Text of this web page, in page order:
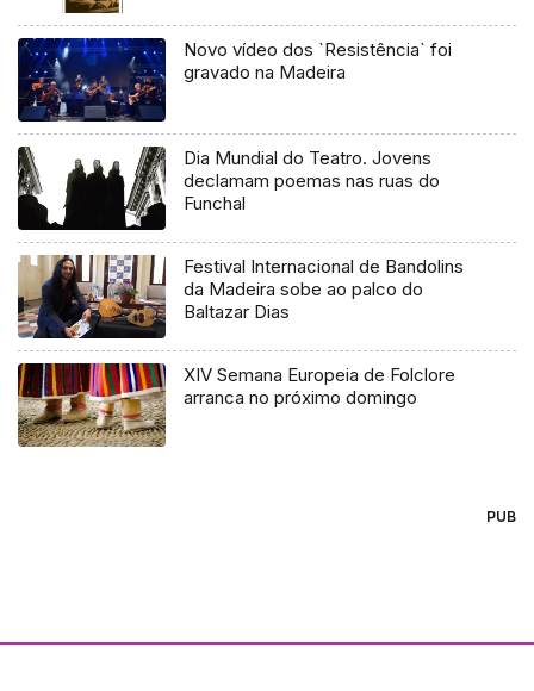
Novo vídeo dos `Resistência` foi
gravado na Madeira
Dia Mundial do Teatro. Jovens
declamam poemas nas ruas do
Funchal
Festival Internacional de Bandolins
da Madeira sobe ao palco do
Baltazar Dias
XIV Semana Europeia de Folclore
arranca no próximo domingo
PUB